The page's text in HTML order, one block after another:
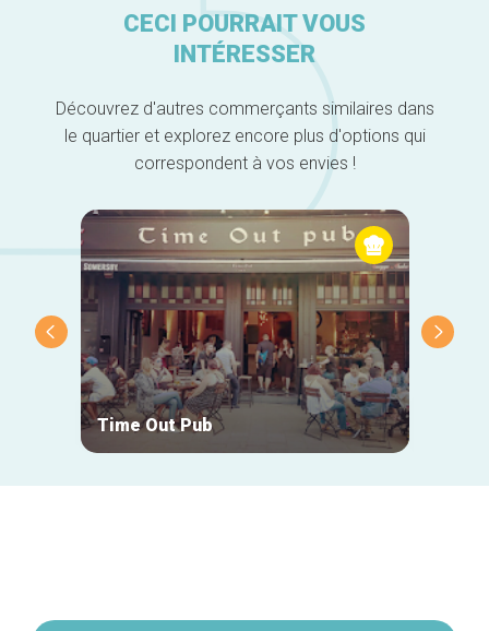
CECI POURRAIT VOUS
INTÉRESSER
Découvrez d'autres commerçants similaires dans
le quartier et explorez encore plus d'options qui
correspondent à vos envies !
Time Out Pub